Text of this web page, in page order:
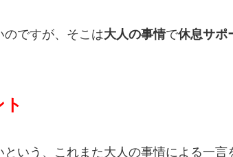
のですが、そこは大人の事情で休息サポ
いう、これまた大人の事情による一言